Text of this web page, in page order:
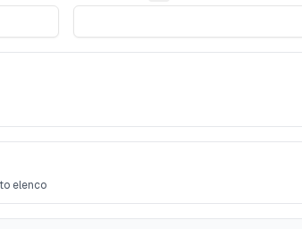
elenco